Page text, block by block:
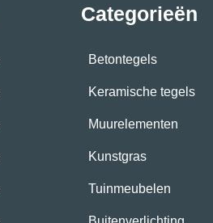
Categorieën
Betontegels
Keramische tegels
Muurelementen
Kunstgras
Tuinmeubelen